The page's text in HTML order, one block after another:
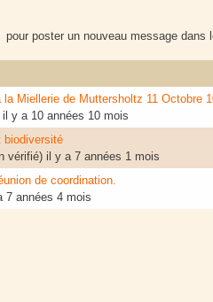
pour poster un nouveau message dans
la Miellerie de Muttersholtz 11 Octobre
il y a 10 années 10 mois
biodiversité
vérifié) il y a 7 années 1 mois
de coordination.
7 années 4 mois